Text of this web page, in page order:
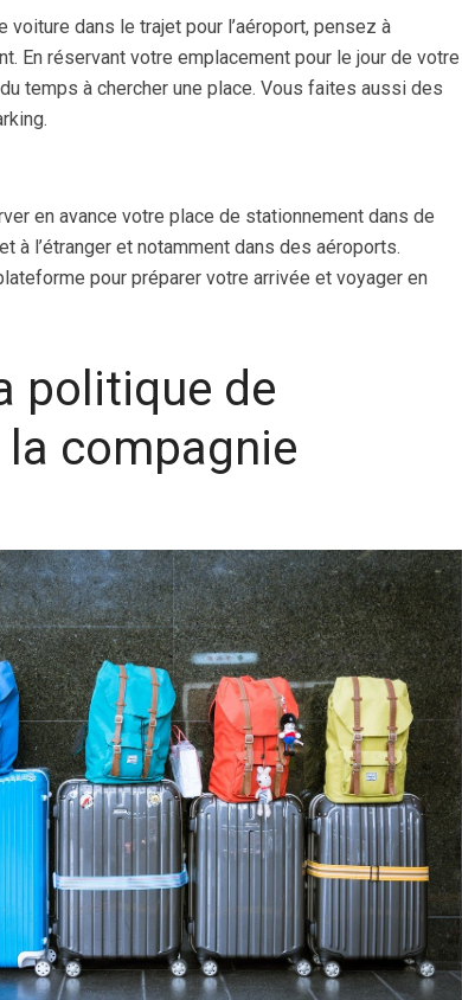
voiture dans le trajet pour l’aéroport, pensez à
En réservant votre emplacement pour le jour de votre
temps à chercher une place. Vous faites aussi des
en avance votre place de stationnement dans de
à l’étranger et notamment dans des aéroports.
pour préparer votre arrivée et voyager en
politique de
la compagnie